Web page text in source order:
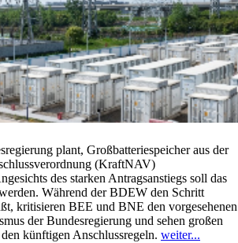
plant, Großbatteriespeicher aus der
(KraftNAV)
des starken Antragsanstiegs soll das
Während der BDEW den Schritt
kritisieren BEE und BNE den vorgesehenen
der Bundesregierung und sehen großen
künftigen Anschlussregeln. weiter...